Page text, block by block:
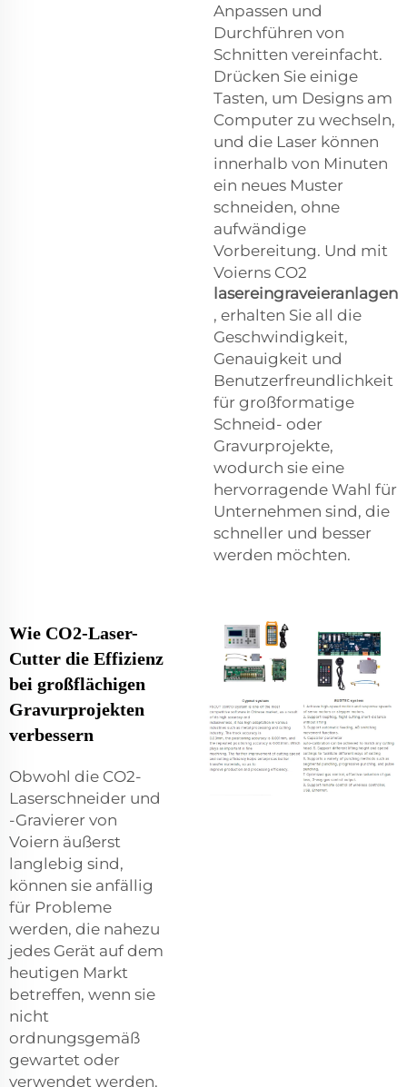
Anpassen und
Durchführen von
Schnitten vereinfacht.
Drücken Sie einige
Tasten, um Designs am
Computer zu wechseln,
und die Laser können
innerhalb von Minuten
ein neues Muster
schneiden, ohne
aufwändige
Vorbereitung. Und mit
Voierns CO2
lasereingraveieranlagen
, erhalten Sie all die
Geschwindigkeit,
Genauigkeit und
Benutzerfreundlichkeit
für großformatige
Schneid- oder
Gravurprojekte,
wodurch sie eine
hervorragende Wahl für
Unternehmen sind, die
schneller und besser
werden möchten.
Wie CO2-Laser-
Cutter die Effizienz
bei großflächigen
Gravurprojekten
verbessern
Obwohl die CO2-
Laserschneider und
-Gravierer von
Voiern äußerst
langlebig sind,
können sie anfällig
für Probleme
werden, die nahezu
jedes Gerät auf dem
heutigen Markt
betreffen, wenn sie
nicht
ordnungsgemäß
gewartet oder
verwendet werden.